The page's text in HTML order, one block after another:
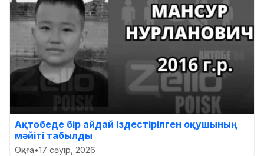
Ақтөбеде бір айдай іздестірілген оқушының
мәйіті табылды
Оқиға•17 сәуір, 2026